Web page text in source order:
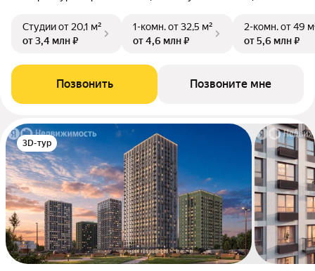
Студииот 20,1 м²
от 3,4 млн ₽
1-комн.от 32,5 м²
от 4,6 млн ₽
2-комн.от 49
от 5,6 млн ₽
Позвонить Позвоните мне
3D-тур